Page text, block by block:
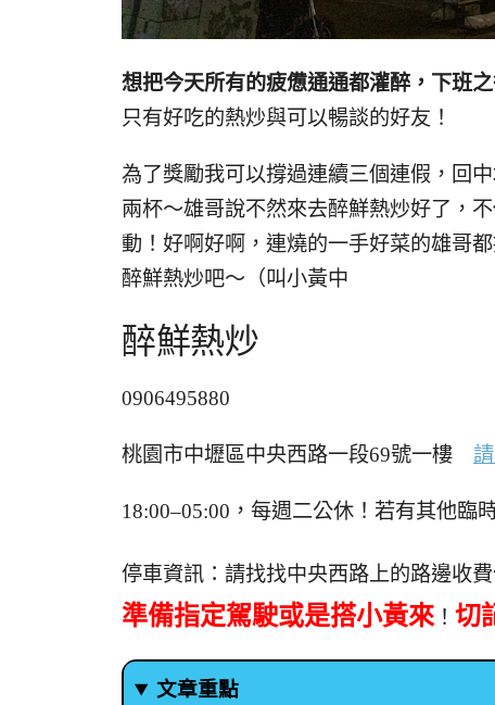
想把今天所有的疲憊通通都灌醉，下班
只有好吃的熱炒與可以暢談的好友！
為了獎勵我可以撐過連續三個連假，回
兩杯～雄哥說不然來去醉鮮熱炒好了，
動！好啊好啊，連燒的一手好菜的雄哥
醉鮮熱炒吧～（叫小黃中
醉鮮熱炒
0906495880
桃園市中壢區中央西路一段69號一樓
18:00–05:00，每週二公休！若有其他臨
停車資訊：請找找中央西路上的路邊收
準備指定駕駛或是搭小黃來！ 切
文章重點